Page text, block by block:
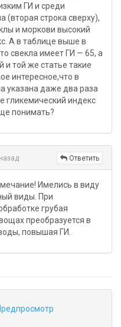
ГИ и среди
(вторая строка сверху),
и моркови высокий
А в таблице выше в
свекла имеет ГИ — 65, а
и той же статье такие
интересное,что в
указана даже два раза
гликемический индекс
понимать?
Ответить
Имелись в виду
виды. При
грубая
преобразуется в
повышая ГИ.